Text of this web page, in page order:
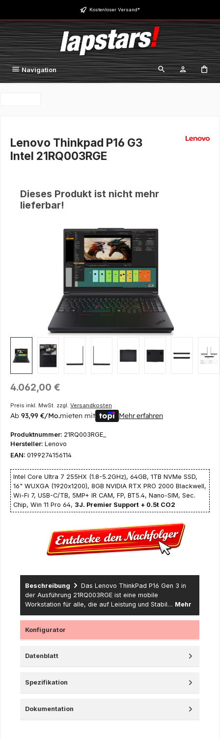
Zum Hauptinhalt springen Kostenloser Versand*
Navigation
Lenovo Thinkpad P16 G3
Intel 21RQ003RGE
Dieses Produkt ist nicht mehr
lieferbar!
Bildergalerie überspringen
Regulärer Preis:
4.062,00 €
Preis inkl. MwSt. zzgl. Versandkosten
Ab 93,99 €/Mo.mieten mit Mehr erfahren
Produktnummer: 21RQ003RGE_
Hersteller: Lenovo
EAN: 0199274156114
Intel Core Ultra 7 255HX (1.8-5.2GHz), 64GB, 1TB NVMe SSD,
16" WUXGA (1920x1200), 8GB NVIDIA RTX PRO 2000 Blackwell,
Wi-Fi 7, USB-C/TB, 5MP+ IR CAM, FP, BT5.4, Nano-SIM, Sec.
Chip, Win 11 Pro 64, 3J. Premier Support + 0.5t CO2
Beschreibung
Das Lenovo ThinkPad P16 Gen 3 in
der Ausführung 21RQ003RGE ist eine mobile
Workstation für alle, die auf Leistung und Stabil… Mehr
Konfigurator
Datenblatt
Spezifikation
Dokumentation